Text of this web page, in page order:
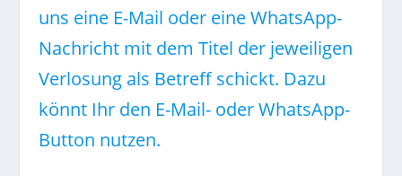
uns eine E-Mail oder eine WhatsApp-
Nachricht mit dem Titel der jeweiligen
Verlosung als Betreff schickt. Dazu
könnt Ihr den E-Mail- oder WhatsApp-
Button nutzen.